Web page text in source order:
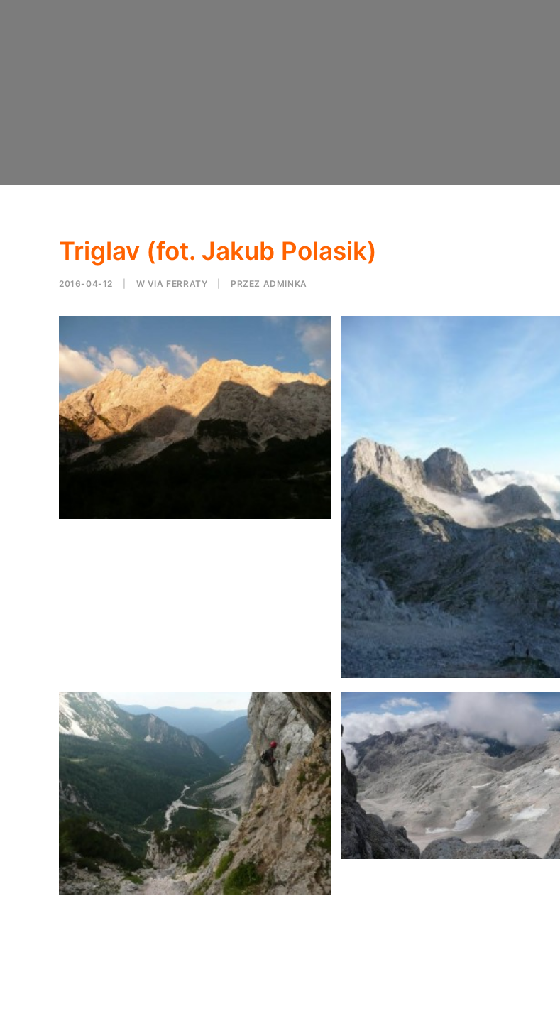
Triglav (fot. Jakub Polasik)
2016-04-12 W VIA FERRATY PRZEZ ADMINKA